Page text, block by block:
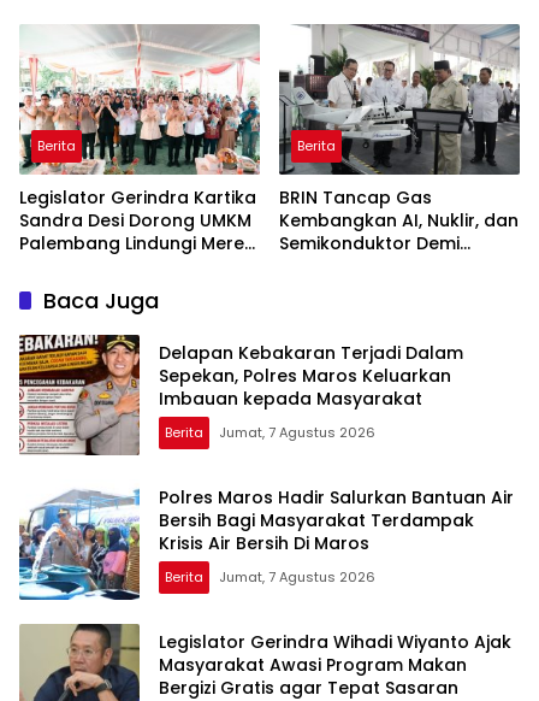
Sasaran
Berita
Legislator Gerindra Kartika
Sandra Desi Dorong UMKM
Palembang Lindungi Merek
Berita
BRIN Tancap Gas
Kembangkan AI, Nuklir, dan
Semikonduktor Demi
Baca Juga
Delapan Kebakaran Terjadi Dalam
Sepekan, Polres Maros Keluarkan
Imbauan kepada Masyarakat
Berita Jumat, 7 Agustus 2026
Polres Maros Hadir Salurkan Bantuan Air
Bersih Bagi Masyarakat Terdampak
Krisis Air Bersih Di Maros
Berita Jumat, 7 Agustus 2026
Legislator Gerindra Wihadi Wiyanto Ajak
Masyarakat Awasi Program Makan
Bergizi Gratis agar Tepat Sasaran